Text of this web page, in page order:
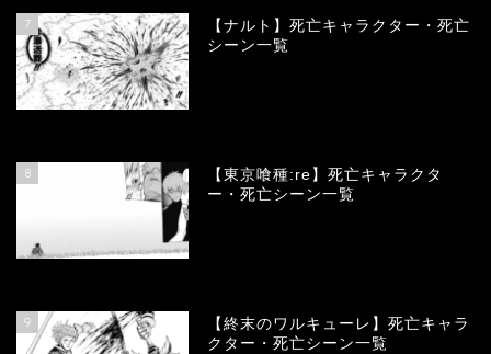
7
【ナルト】死亡キャラクター・死亡
シーン一覧
8
【東京喰種:re】死亡キャラクタ
ー・死亡シーン一覧
9
【終末のワルキューレ】死亡キャラ
クター・死亡シーン一覧